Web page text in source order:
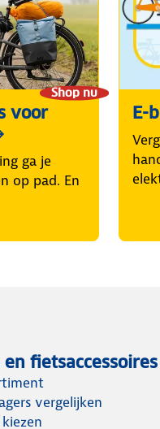
Shop nu
voor
ga je
op pad. En
E-
en fietsaccessoires
vergelijken